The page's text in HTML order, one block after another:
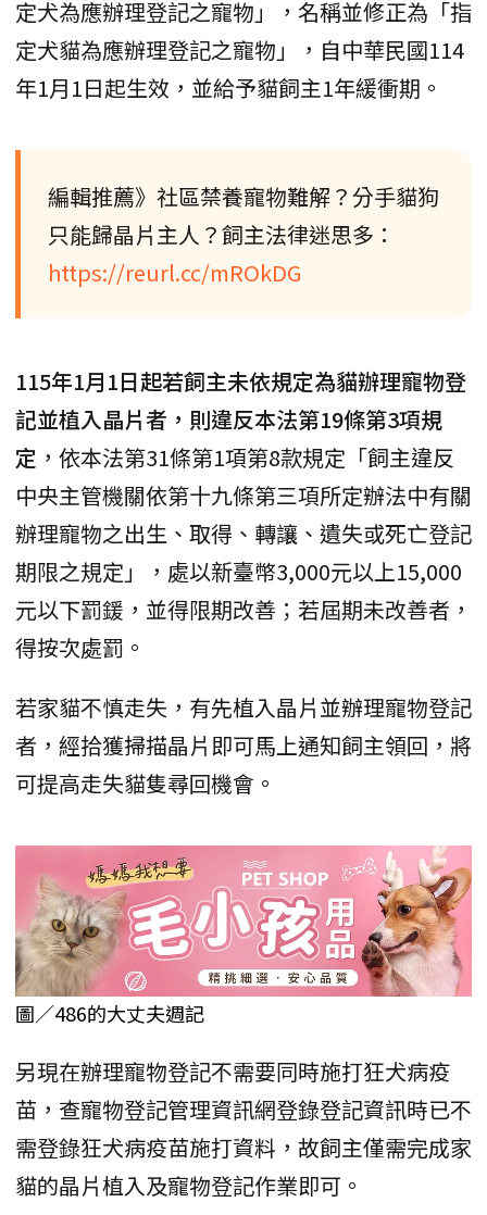
定犬為應辦理登記之寵物」，名稱並修正為「指
定犬貓為應辦理登記之寵物」，自中華民國114
年1月1日起生效，並給予貓飼主1年緩衝期。
編輯推薦》社區禁養寵物難解？分手貓狗
只能歸晶片主人？飼主法律迷思多：
https://reurl.cc/mROkDG
115年1月1日起若飼主未依規定為貓辦理寵物登
記並植入晶片者，則違反本法第19條第3項規
定 ，依本法第31條第1項第8款規定「飼主違反
中央主管機關依第十九條第三項所定辦法中有關
辦理寵物之出生、取得、轉讓、遺失或死亡登記
期限之規定」，處以新臺幣3,000元以上15,000
元以下罰鍰，並得限期改善；若屆期未改善者，
得按次處罰。
若家貓不慎走失，有先植入晶片並辦理寵物登記
者，經拾獲掃描晶片即可馬上通知飼主領回，將
可提高走失貓隻尋回機會。
圖／486的大丈夫週記
另現在辦理寵物登記不需要同時施打狂犬病疫
苗，查寵物登記管理資訊網登錄登記資訊時已不
需登錄狂犬病疫苗施打資料，故飼主僅需完成家
貓的晶片植入及寵物登記作業即可。